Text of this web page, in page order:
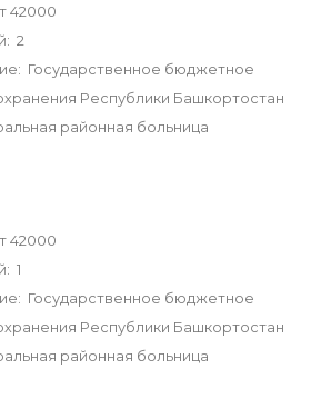
42000
2
Государственное бюджетное
Республики Башкортостан
районная больница
42000
1
Государственное бюджетное
Республики Башкортостан
районная больница